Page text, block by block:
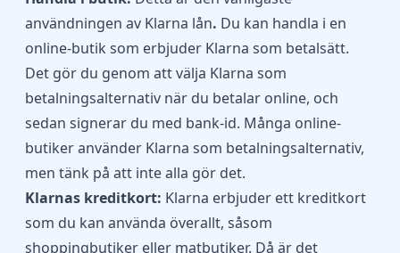
användningen av Klarna lån. Du kan handla i en
online-butik som erbjuder Klarna som betalsätt.
Det gör du genom att välja Klarna som
betalningsalternativ när du betalar online, och
sedan signerar du med bank-id. Många online-
butiker använder Klarna som betalningsalternativ,
men tänk på att inte alla gör det.
Klarnas kreditkort: Klarna erbjuder ett kreditkort
som du kan använda överallt, såsom
shoppingbutiker eller matbutiker. Då är det